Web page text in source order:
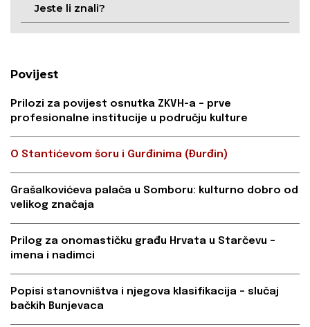
Jeste li znali?
Povijest
Prilozi za povijest osnutka ZKVH-a – prve
profesionalne institucije u području kulture
O Stantićevom šoru i Gurđinima (Đurđin)
Grašalkovićeva palača u Somboru: kulturno dobro od
velikog značaja
Prilog za onomastičku građu Hrvata u Starčevu –
imena i nadimci
Popisi stanovništva i njegova klasifikacija – slučaj
bačkih Bunjevaca